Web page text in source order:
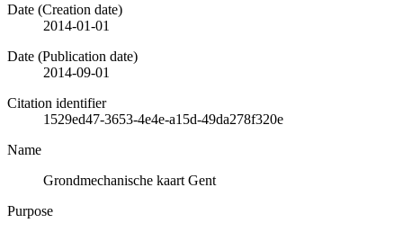
Date (Creation date)
2014-01-01
Date (Publication date)
2014-09-01
Citation identifier
1529ed47-3653-4e4e-a15d-49da278f320e
Name
Grondmechanische kaart Gent
Purpose